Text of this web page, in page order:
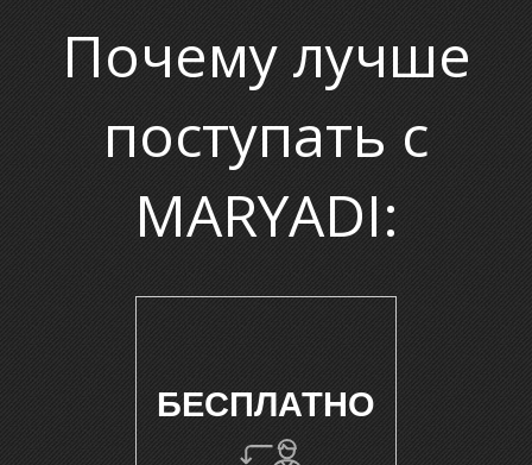
М
Почему лучше
поступать с
MARYADI:
БЕСПЛАТНО